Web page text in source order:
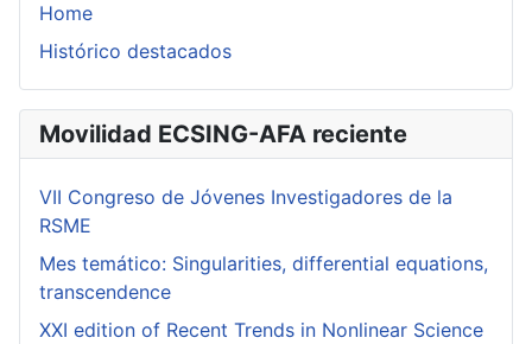
Home
Histórico destacados
Movilidad ECSING-AFA reciente
VII Congreso de Jóvenes Investigadores de la
RSME
Mes temático: Singularities, differential equations,
transcendence
XXI edition of Recent Trends in Nonlinear Science